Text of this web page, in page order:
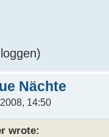
Nächte
14:50
wrote: